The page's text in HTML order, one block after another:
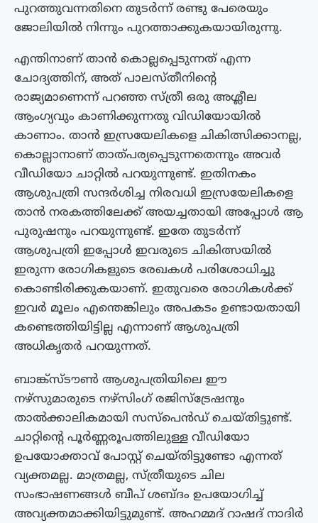
പുറത്തുവന്നതിനെ തുടർന്ന് രണ്ടു പേരെയും
ജോലിയിൽ നിന്നും പുറത്താക്കുകയായിരുന്നു.
എന്തിനാണ് താന്‍ കൊല്ലപ്പെടുന്നത് എന്ന
ചോദ്യത്തിന്, അത് പാലസ്തീനിന്റെ
രാജ്യമാണെന്ന് പറഞ്ഞ സ്ത്രീ ഒരു അശ്ലീല
ആംഗ്യവും കാണിക്കുന്നതു വിഡിയോയിൽ
കാണാം. താന്‍ ഇസ്രയേലികളെ ചികിത്സിക്കാനല്ല,
കൊല്ലാനാണ് താത്പര്യപ്പെടുന്നതെന്നും അവർ
വീഡിയോ ചാറ്റില്‍ പറയുന്നുണ്ട്. ഇതിനകം
ആശുപത്രി സന്ദര്‍ശിച്ച നിരവധി ഇസ്രയേലികളെ
താന്‍ നരകത്തിലേക്ക് അയച്ചതായി അപ്പോള്‍ ആ
പുരുഷനും പറയുന്നുണ്ട്. ഇതേ തുടർന്ന്
ആശുപത്രി ഇപ്പോള്‍ ഇവരുടെ ചികിത്സയിൽ
ഇരുന്ന രോഗികളുടെ രേഖകള്‍ പരിശോധിച്ചു
കൊണ്ടിരിക്കുകയാണ്. ഇതുവരെ രോഗികള്‍ക്ക്
ഇവര്‍ മൂലം എന്തെങ്കിലും അപകടം ഉണ്ടായതായി
കണ്ടെത്തിയിട്ടില്ല എന്നാണ് ആശുപത്രി
അധികൃതര്‍ പറയുന്നത്.
ബാങ്ക്‌സ്‌ടൗൺ ആശുപത്രിയിലെ ഈ
നഴ്‌സുമാരുടെ നഴ്‌സിംഗ് രജിസ്ട്രേഷനും
താൽക്കാലികമായി സസ്‌പെൻഡ് ചെയ്തിട്ടുണ്ട്.
ചാറ്റിന്റെ പൂര്‍ണ്ണരൂപത്തിലുള്ള വീഡിയോ
ഉപയോക്താവ് പോസ്റ്റ് ചെയ്തിട്ടുണ്ടോ എന്നത്
വ്യക്തമല്ല. മാത്രമല്ല, സ്ത്രീയുടെ ചില
സംഭാഷണങ്ങള്‍ ബീപ് ശബ്ദം ഉപയോഗിച്ച്
അവ്യക്തമാക്കിയിട്ടുമുണ്ട്. അഹമ്മദ് റാഷദ് നാദിര്‍